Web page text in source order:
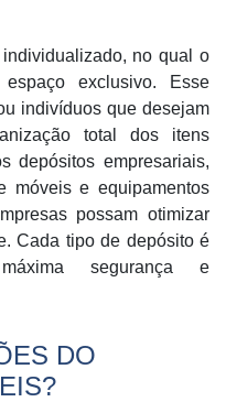
no qual o
exclusivo. Esse
indivíduos que desejam
total dos itens
depósitos empresariais,
móveis e equipamentos
possam otimizar
Cada tipo de depósito é
segurança e
DO